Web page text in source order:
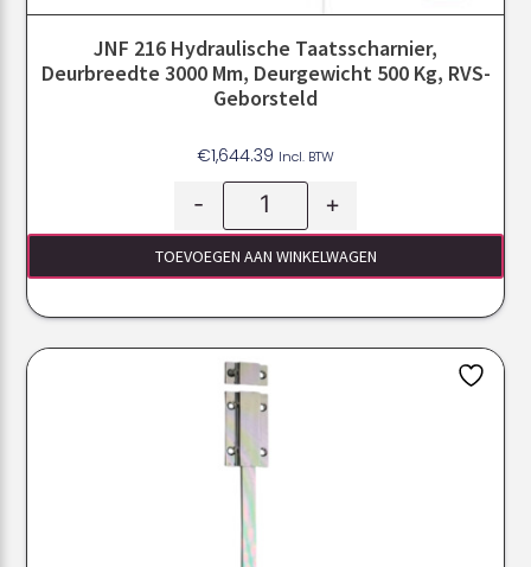
JNF 216 Hydraulische Taatsscharnier,
Deurbreedte 3000 Mm, Deurgewicht 500 Kg, RVS-
Geborsteld
€1,644.39 Incl. BTW
- +
TOEVOEGEN AAN WINKELWAGEN